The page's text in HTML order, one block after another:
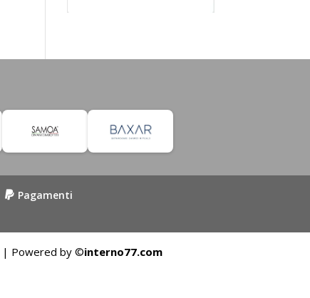
Pagamenti
| Powered by ©interno77.com